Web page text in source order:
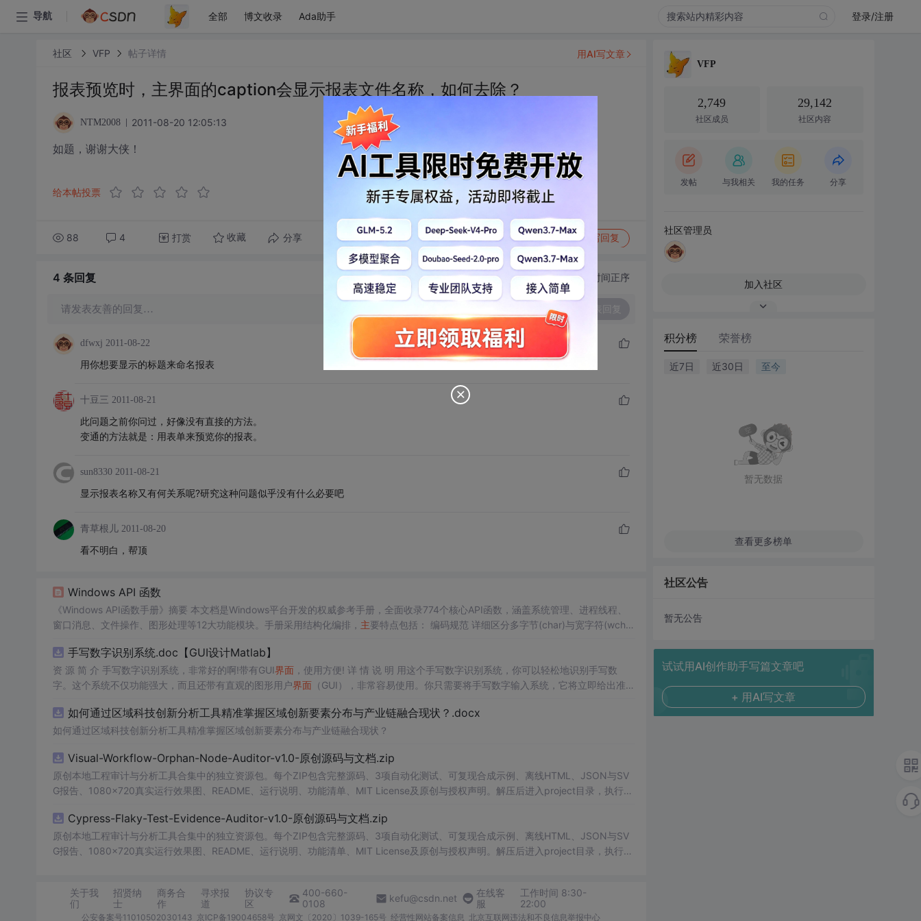
导航 全部 博文收录 Ada助手 登录/注册
社区 VFP 帖子详情
报表预览时，主界面的caption会显示报表文件名称，如何去除？
NTM2008 2011-08-20 12:05:13
如题，谢谢大侠！
给本帖投票
88 4 打赏 收藏 分享 转发到动态 举报 写回复
用AI写文章
4 条回复 切换为时间正序
请发表友善的回复…
dfwxj 2011-08-22
用你想要显示的标题来命名报表
十豆三 2011-08-21
此问题之前你问过，好像没有直接的方法。
变通的方法就是：用表单来预览你的报表。
sun8330 2011-08-21
显示报表名称又有何关系呢?研究这种问题似乎没有什么必要吧
青草根儿 2011-08-20
看不明白，帮顶
Windows API 函数
《Windows API函数手册》摘要 本文档是Windows平台开发的权威参考手册，全面收录774个核心API函数，涵盖系统管理、进程线程、
窗口消息、文件操作、图形处理等12大功能模块。手册采用结构化编排， 主要特点包括： 编码规范 详细区分多字节(char)与宽字符(wchar
整展示从注册类到消息循环的窗口生命周期 文件操作：覆盖CreateFile/ReadF
手写数字识别系统.doc【GUI设计Matlab】
资 源 简 介 手写数字识别系统，非常好的啊!带有GUI界面，使用方便! 详 情 说 明 用这个手写数字识别系统，你可以轻松地识别手写数
字。这个系统不仅功能强大，而且还带有直观的图形用户界面（GUI），非常容易使用。你只需要将手写数字输入系统，它将立即给出准确
便和实用的工具，你一定会喜欢它的！
如何通过区域科技创新分析工具精准掌握区域创新要素分布与产业链融合现状？.docx
如何通过区域科技创新分析工具精准掌握区域创新要素分布与产业链融合现状？
Visual-Workflow-Orphan-Node-Auditor-v1.0-原创源码与文档.zip
原创本地工程审计与分析工具合集中的独立资源包。每个ZIP包含完整源码、3项自动化测试、可复现合成示例、离线HTML、JSON与SV
G报告、1080×720真实运行效果图、README、运行说明、功能清单、MIT License及原创与授权声明。解压后进入project目录，执行np
源码、Logo、官方截图、论文、生产日志或其他受限素材。适合前端开发、AI应用工程、测试审计和课程实践。
Cypress-Flaky-Test-Evidence-Auditor-v1.0-原创源码与文档.zip
原创本地工程审计与分析工具合集中的独立资源包。每个ZIP包含完整源码、3项自动化测试、可复现合成示例、离线HTML、JSON与SV
G报告、1080×720真实运行效果图、README、运行说明、功能清单、MIT License及原创与授权声明。解压后进入project目录，执行np
关于我
们
招贤纳
士
商务合
作
寻求报
道
协议专
区
400-660-
0108
kefu@csdn.net
在线客
服
工作时间 8:30-
22:00
公安备案号11010502030143 京ICP备19004658号 京网文〔2020〕1039-165号 经营性网站备案信息 北京互联网违法和不良信息举报中心
VFP
2,749
社区成员
29,142
社区内容
发帖 与我相关 我的任务 分享
社区管理员
加入社区
积分榜 荣誉榜
近7日 近30日 至今
暂无数据
查看更多榜单
社区公告
暂无公告
试试用AI创作助手写篇文章吧
+ 用AI写文章